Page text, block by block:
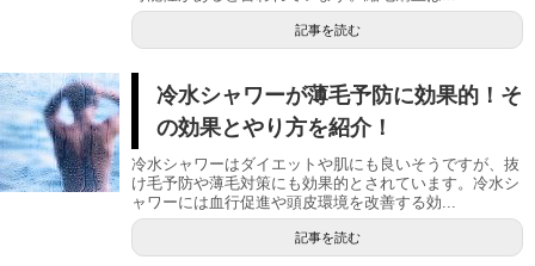
記事を読む
冷水シャワーが薄毛予防に効果的！そ
の効果とやり方を紹介！
冷水シャワーはダイエットや肌にも良いそうですが、抜
け毛予防や薄毛対策にも効果的とされています。冷水シ
ャワーには血行促進や頭皮環境を改善する効...
記事を読む